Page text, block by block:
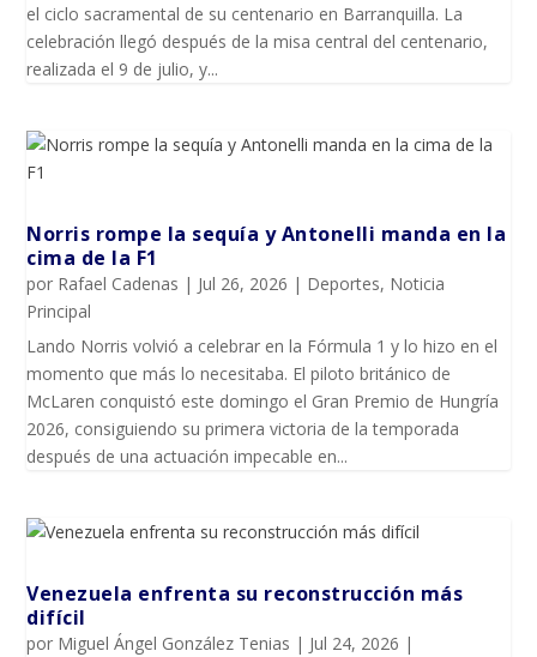
el ciclo sacramental de su centenario en Barranquilla. La
celebración llegó después de la misa central del centenario,
realizada el 9 de julio, y...
Norris rompe la sequía y Antonelli manda en la
cima de la F1
por Rafael Cadenas | Jul 26, 2026 | Deportes, Noticia
Principal
Lando Norris volvió a celebrar en la Fórmula 1 y lo hizo en el
momento que más lo necesitaba. El piloto británico de
McLaren conquistó este domingo el Gran Premio de Hungría
2026, consiguiendo su primera victoria de la temporada
después de una actuación impecable en...
Venezuela enfrenta su reconstrucción más
difícil
por Miguel Ángel González Tenias | Jul 24, 2026 |